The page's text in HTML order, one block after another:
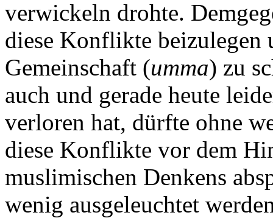
verwickeln drohte.
diese Konflikte beizulegen
Gemeinschaft (umma) zu
auch und gerade heute
verloren hat, dürfte ohne
diese Konflikte vor dem
muslimischen Denkens
wenig ausgeleuchtet